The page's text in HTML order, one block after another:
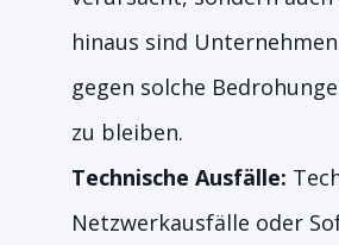
hinaus sind
gegen solche
zu bleiben.
Technische Ausfälle:
Netzwerkausfälle oder